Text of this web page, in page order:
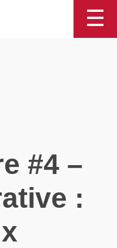
☰
#4 –
: